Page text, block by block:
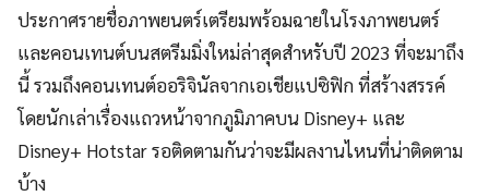
ประกาศรายชื่อภาพยนตร์เตรียมพร้อมฉายในโรงภาพยนตร์
และคอนเทนต์บนสตรีมมิ่งใหม่ล่าสุดสำหรับปี 2023 ที่จะมาถึง
นี้ รวมถึงคอนเทนต์ออริจินัลจากเอเชียแปซิฟิก ที่สร้างสรรค์
โดยนักเล่าเรื่องแถวหน้าจากภูมิภาคบน Disney+ และ
Disney+ Hotstar รอติดตามกันว่าจะมีผลงานไหนที่น่าติดตาม
บ้าง